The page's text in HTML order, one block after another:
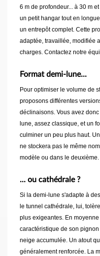
6 m de profondeur... à 30 m
un petit hangar tout en
un entrepôt complet. Cette
adaptée, travaillée, modifiée
charges. Contactez notre
Format demi-lune...
Pour optimiser le volume de
proposons différentes
déclinaisons. Vous avez
lune, assez classique, et un
culminer un peu plus haut.
ne stockera pas le même
modèle ou dans le deuxième.
... ou cathédrale ?
Si la demi-lune s'adapte à
le tunnel cathédrale, lui,
plus exigeantes. En
caractéristique de son
neige accumulée. Un atout
généralement renforcée. La